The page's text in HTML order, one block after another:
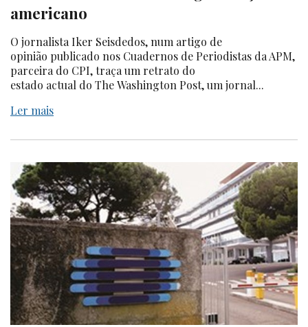
americano
O jornalista Iker Seisdedos, num artigo de
opinião publicado nos Cuadernos de Periodistas da APM,
parceira do CPI, traça um retrato do
estado actual do The Washington Post, um jornal...
Ler mais